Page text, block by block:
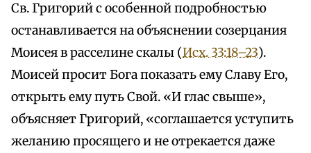
Св. Григорий с особенной подробностью
останавливается на объяснении созерцания
Моисея в расселине скалы (Исх. 33:18–23).
Моисей просит Бога показать ему Славу Его,
открыть ему путь Свой. «И глас свыше»,
объясняет Григорий, «соглашается уступить
желанию просящего и не отрекается даже